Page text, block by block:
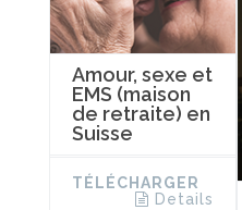
Amour, sexe et
EMS (maison
de retraite) en
Suisse
TÉLÉCHARGER
Details